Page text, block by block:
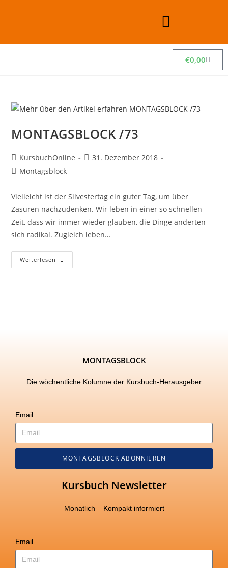
€0,00
MONTAGSBLOCK /73
KursbuchOnline
31. Dezember 2018
Montagsblock
Vielleicht ist der Silvestertag ein guter Tag, um über
Zäsuren nachzudenken. Wir leben in einer so schnellen
Zeit, dass wir immer wieder glauben, die Dinge änderten
sich radikal. Zugleich leben…
Weiterlesen
MONTAGSBLOCK
Die wöchentliche Kolumne der Kursbuch-Herausgeber
Email
MONTAGSBLOCK ABONNIEREN
Kursbuch Newsletter
Monatlich – Kompakt informiert
Email